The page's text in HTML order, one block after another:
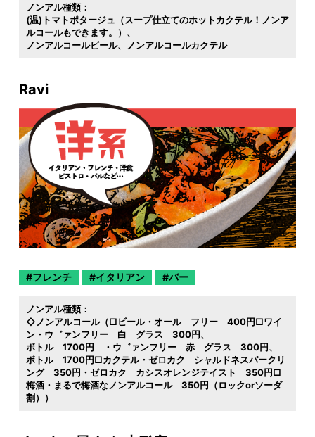
ノンアル種類：
(温)トマトポタージュ（スープ仕立てのホットカクテル！ノンア
ルコールもできます。）
ノンアルコールビール
ノンアルコールカクテル
Ravi
フレンチ イタリアン バー
ノンアル種類：
◇ノンアルコール（□ビール・オール フリー 400円□ワイ
ン・ウ゛ァンフリー 白 グラス 300円
ボトル 1700円 ・ウ゛ァンフリー 赤 グラス 300円
ボトル 1700円□カクテル・ゼロカク シャルドネスパークリ
ング 350円・ゼロカク カシスオレンジテイスト 350円□
梅酒・まるで梅酒なノンアルコール 350円（ロックorソーダ
割））